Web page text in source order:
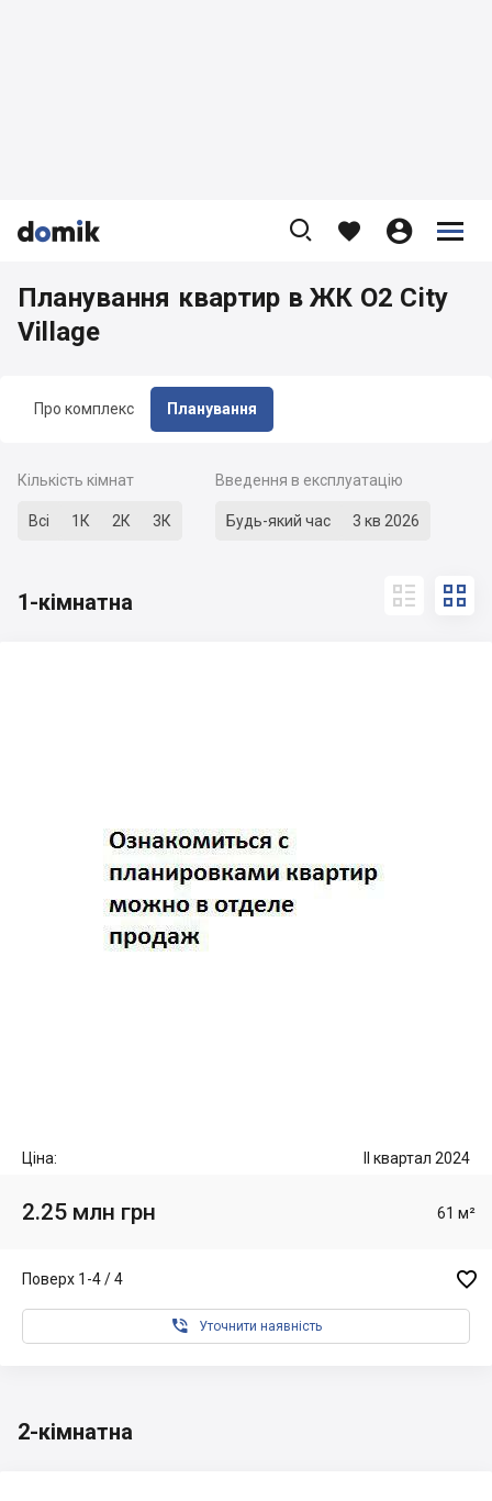


    


Про комплекс Планування
Планування квартир в ЖК O2 City
Village
Кількість кімнат
Всі 1К 2К 3К
Введення в експлуатацію
Будь-який час 3 кв 2026
1-кімнатна  
Ціна: II квартал 2024
2.25 млн грн 61 м²
Поверх 1-4 / 4 
 Уточнити наявність
2-кімнатна